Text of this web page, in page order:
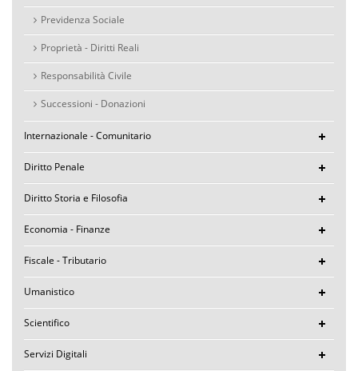
Previdenza Sociale
Proprietà - Diritti Reali
Responsabilità Civile
Successioni - Donazioni
Internazionale - Comunitario
Diritto Penale
Diritto Storia e Filosofia
Economia - Finanze
Fiscale - Tributario
Umanistico
Scientifico
Servizi Digitali